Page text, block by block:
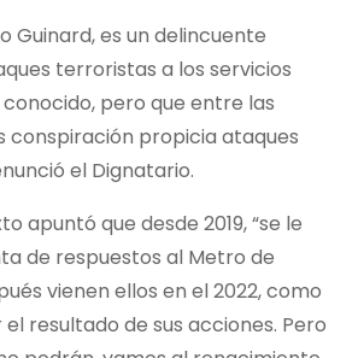
Guinard, es un delincuente
terroristas a los servicios
pero que entre las
conspiración propicia ataques
el Dignatario.
apuntó que desde 2019, “se le
de respuestos al Metro de
vienen ellos en el 2022, como
resultado de sus acciones. Pero